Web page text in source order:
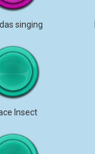
singing
Insect